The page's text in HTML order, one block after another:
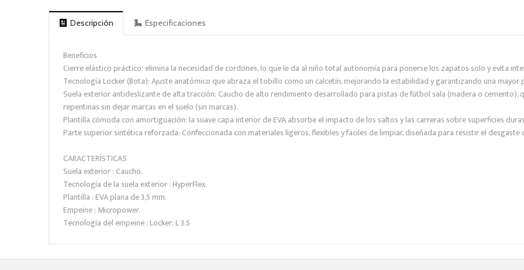
Descripción Especificaciones
Beneficios
Cierre elástico práctico: elimina la necesidad de cordones, lo que le da al niño total autonomía para ponerse los zapatos solo y evita
Tecnología Locker (Bota): Ajuste anatómico que abraza el tobillo como un calcetín, mejorando la estabilidad y garantizando una
Suela exterior antideslizante de alta tracción: Caucho de alto rendimiento desarrollado para pistas de fútbol sala (madera o cemento),
repentinas sin dejar marcas en el suelo (sin marcas).
Plantilla cómoda con amortiguación: la suave capa interior de EVA absorbe el impacto de los saltos y las carreras sobre superficies
Parte superior sintética reforzada: Confeccionada con materiales ligeros, flexibles y fáciles de limpiar, diseñada para resistir el
CARACTERÍSTICAS
Suela exterior : Caucho.
Tecnología de la suela exterior : HyperFlex.
Plantilla : EVA plana de 3,5 mm.
Empeine : Micropower.
Tecnología del empeine : Locker: L 3.5